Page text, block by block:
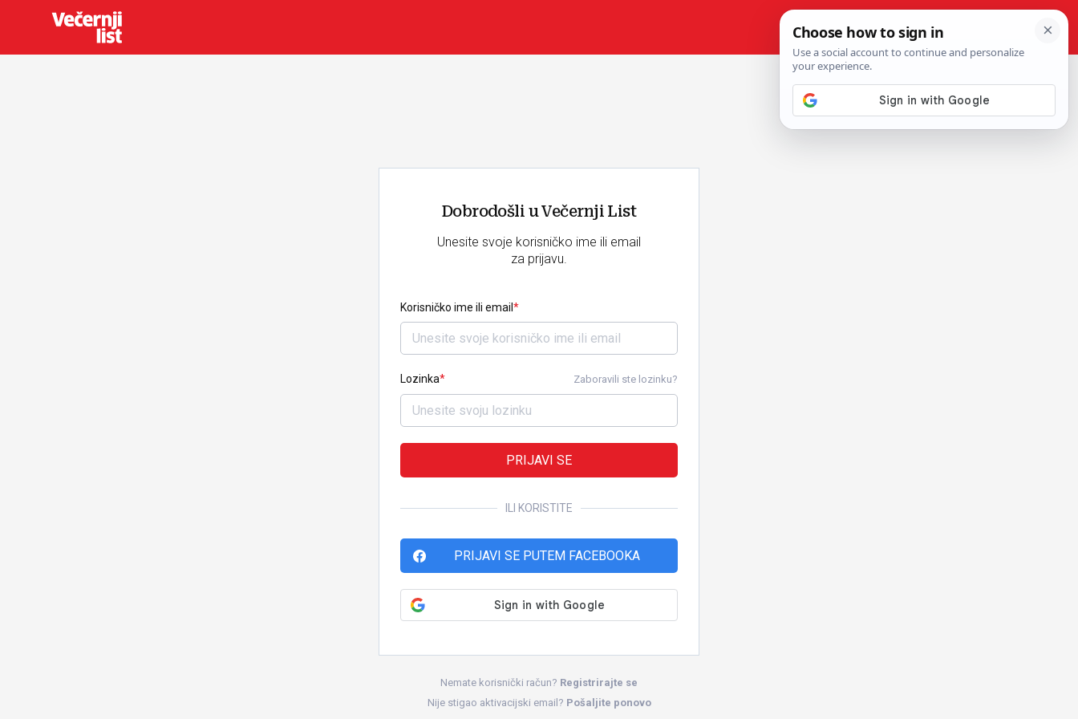
Dobrodošli u Večernji List
Unesite svoje korisničko ime ili email
za prijavu.
Korisničko ime ili email
Lozinka Zaboravili ste lozinku?
PRIJAVI SE
ILI KORISTITE
PRIJAVI SE PUTEM FACEBOOKA
Nemate korisnički račun? Registrirajte se
Nije stigao aktivacijski email? Pošaljite ponovo